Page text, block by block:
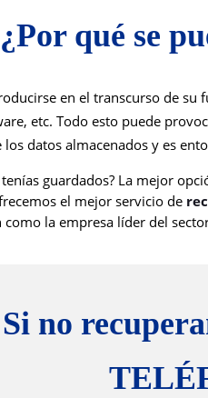
¿Por qué se
en el transcurso de
etc. Todo esto puede
datos almacenados y es
guardados? La mejor
el mejor servicio de r
la empresa líder del
Si no